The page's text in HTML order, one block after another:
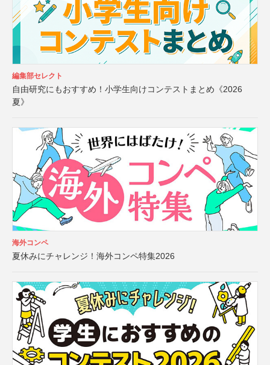
編集部セレクト
自由研究にもおすすめ！小学生向けコンテストまとめ《2026
夏》
海外コンペ
夏休みにチャレンジ！海外コンペ特集2026